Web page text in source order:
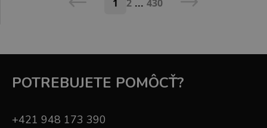
1 2 ... 430
POTREBUJETE POMÔCŤ?
+421 948 173 390